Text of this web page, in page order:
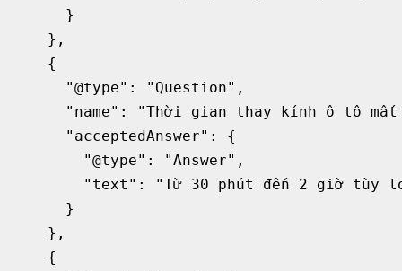
      }
    },
    {
      "@type": "Question",
"name": "Thời gian thay kính ô tô
      "acceptedAnswer": {
        "@type": "Answer",
"text": "Từ 30 phút đến 2 giờ tùy
      }
    },
    {